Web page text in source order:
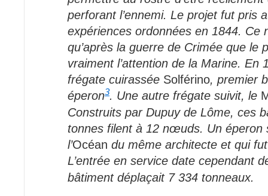
perforant l’ennemi. Le projet fut pris
expériences ordonnées en 1844. Ce
qu’après la guerre de Crimée que le
vraiment l’attention de la Marine. En
frégate cuirassée Solférino, premier
éperon3. Une autre frégate suivit, le
Construits par Dupuy de Lôme, ces
tonnes filent à 12 nœuds. Un éperon
l’Océan du même architecte et qui
L’entrée en service date cependant
bâtiment déplaçait 7 334 tonneaux.